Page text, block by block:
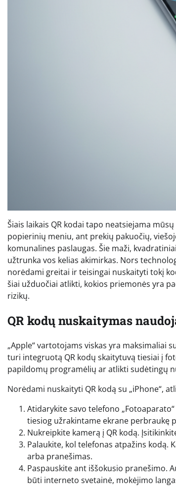
Šiais laikais QR kodai tapo neatsiejama
popierinių meniu, ant prekių pakuočių,
komunalines paslaugas. Šie maži,
užtrunka vos kelias akimirkas. Nors
norėdami greitai ir teisingai nuskaityti tokį
šiai užduočiai atlikti, kokios priemonės yra
rizikų.
QR kodų nuskaitymas
„Apple“ vartotojams viskas yra maksimaliai
turi integruotą QR kodų skaitytuvą tiesiai į
papildomų programėlių ar atlikti sudėtingų
Norėdami nuskaityti QR kodą su „iPhone“,
Atidarykite savo telefono
tiesiog užrakintame ekrane perbraukę
Nukreipkite kamerą į QR kodą.
Palaukite, kol telefonas atpažins kodą.
arba pranešimas.
Paspauskite ant iššokusio pranešimo.
būti interneto svetainė, mokėjimo